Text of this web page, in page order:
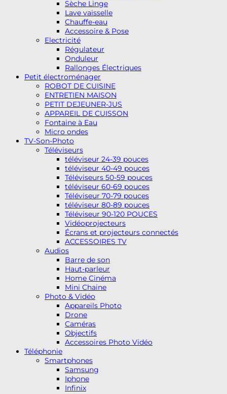
Sèche Linge
Lave vaisselle
Chauffe-eau
Accessoire & Pose
Electricité
Régulateur
Onduleur
Rallonges Électriques
Petit électroménager
ROBOT DE CUISINE
ENTRETIEN MAISON
PETIT DEJEUNER-JUS
APPAREIL DE CUISSON
Fontaine à Eau
Micro ondes
TV-Son-Photo
Téléviseurs
téléviseur 24-39 pouces
téléviseur 40-49 pouces
Téléviseurs 50-59 pouces
téléviseur 60-69 pouces
Téléviseur 70-79 pouces
téléviseur 80-89 pouces
Téléviseur 90-120 POUCES
Vidéoprojecteurs
Écrans et projecteurs connectés
ACCESSOIRES TV
Audios
Barre de son
Haut-parleur
Home Cinéma
Mini Chaine
Photo & Vidéo
Appareils Photo
Drone
Caméras
Objectifs
Accessoires Photo Vidéo
Téléphonie
Smartphones
Samsung
Iphone
Infinix